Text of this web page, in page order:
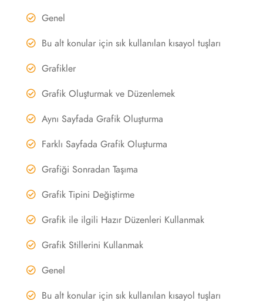
Genel
Bu alt konular için sık kullanılan kısayol tuşları
Grafikler
Grafik Oluşturmak ve Düzenlemek
Aynı Sayfada Grafik Oluşturma
Farklı Sayfada Grafik Oluşturma
Grafiği Sonradan Taşıma
Grafik Tipini Değiştirme
Grafik ile ilgili Hazır Düzenleri Kullanmak
Grafik Stillerini Kullanmak
Genel
Bu alt konular için sık kullanılan kısayol tuşları